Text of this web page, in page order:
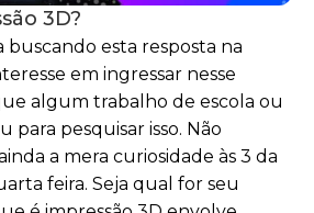
3D?
buscando esta resposta na
em ingressar nesse
algum trabalho de escola ou
para pesquisar isso. Não
a mera curiosidade às 3 da
feira. Seja qual for seu